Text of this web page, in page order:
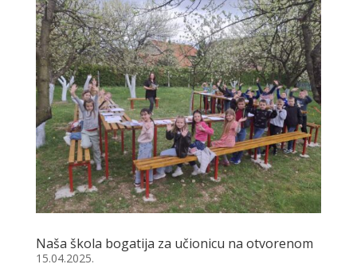
Naša škola bogatija za učionicu na otvorenom
15.04.2025.